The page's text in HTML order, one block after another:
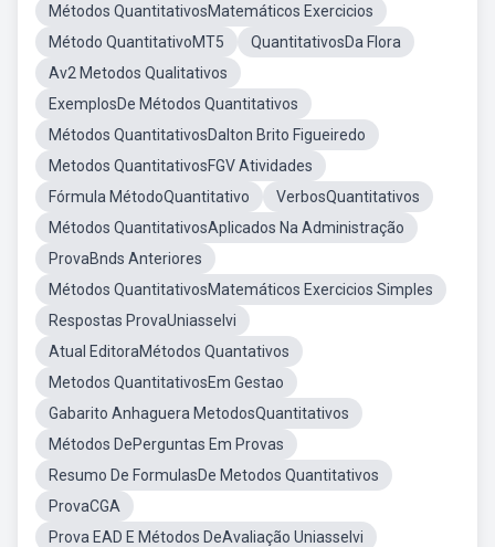
Métodos QuantitativosMatemáticos Exercicios
Método QuantitativoMT5
QuantitativosDa Flora
Av2 Metodos Qualitativos
ExemplosDe Métodos Quantitativos
Métodos QuantitativosDalton Brito Figueiredo
Metodos QuantitativosFGV Atividades
Fórmula MétodoQuantitativo
VerbosQuantitativos
Métodos QuantitativosAplicados Na Administração
ProvaBnds Anteriores
Métodos QuantitativosMatemáticos Exercicios Simples
Respostas ProvaUniasselvi
Atual EditoraMétodos Quantativos
Metodos QuantitativosEm Gestao
Gabarito Anhaguera MetodosQuantitativos
Métodos DePerguntas Em Provas
Resumo De FormulasDe Metodos Quantitativos
ProvaCGA
Prova EAD E Métodos DeAvaliação Uniasselvi